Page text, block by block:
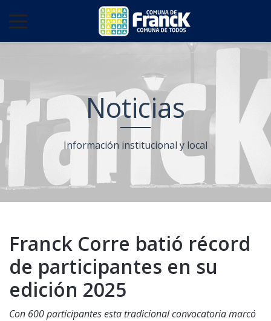
Noticias
Información institucional y local
Franck Corre batió récord
de participantes en su
edición 2025
Con 600 participantes esta tradicional convocatoria marcó